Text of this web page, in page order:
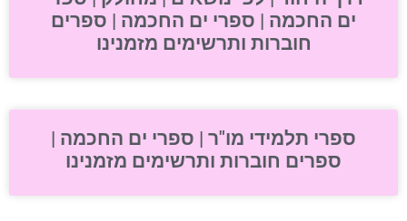
ים החכמה | ספרי ים החכמה | ספרים
חוברות ותרשימים מזמנינו
ספרי תלמידי מו"ר | ספרי ים החכמה |
ספרים חוברות ותרשימים מזמנינו